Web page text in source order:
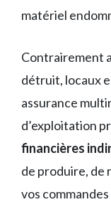
matériel
Contrairement
détruit, locaux
assurance
d’exploitation
financières
de produire, de
vos